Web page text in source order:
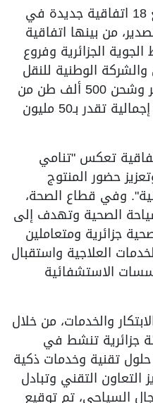
وشهد اليوم الختامي توقيع 18 اتفاقية جديدة في
من بينها اتفاقية
الجزائرية وفروع
والشركة الوطنية للنقل
البحري للبضائع، تتعلق بتصدير وشحن 500 ألف طن من
الإسمنت نحو موريتانيا بقيمة إجمالية تقدر بـ50 مليون
تعكس "تنامي
حضور المنتوج
وفي قطاع الصحة،
الصحية وتهدف إلى
جزائرية ومتعاملين
العلاجية واستقبال
الاستشفائية
والخدمات، من خلال
جزائرية تنشط في
تقنية وخدمات ذكية
التقني وتبادل
السياحي، تم توقيع